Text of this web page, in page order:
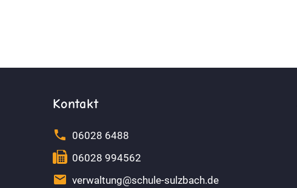
Kontakt

 06028 6488

 06028 994562

 verwaltung@schule-sulzbach.de